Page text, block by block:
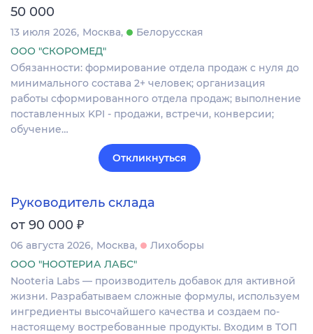
50 000
13 июля 2026 Москва
Белорусская
ООО "СКОРОМЕД"
Обязанности: формирование отдела продаж с нуля до
минимального состава 2+ человек; организация
работы сформированного отдела продаж; выполнение
поставленных KPI - продажи, встречи, конверсии;
обучение…
Откликнуться
Руководитель склада
от 90 000 ₽
06 августа 2026 Москва
Лихоборы
ООО "НООТЕРИА ЛАБС"
Nooteria Labs — производитель добавок для активной
жизни. Разрабатываем сложные формулы, используем
ингредиенты высочайшего качества и создаем по-
настоящему востребованные продукты. Входим в ТОП